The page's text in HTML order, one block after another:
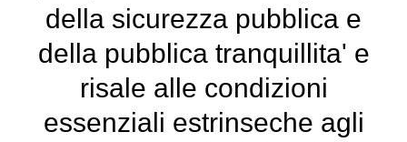
della sicurezza pubblica e
della pubblica tranquillita' e
risale alle condizioni
essenziali estrinseche agli